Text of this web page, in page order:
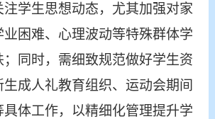
学生思想动态，尤其加强对家
困难、心理波动等特殊群体学
同时，需细致规范做好学生资
成人礼教育组织、运动会期间
体工作，以精细化管理提升学